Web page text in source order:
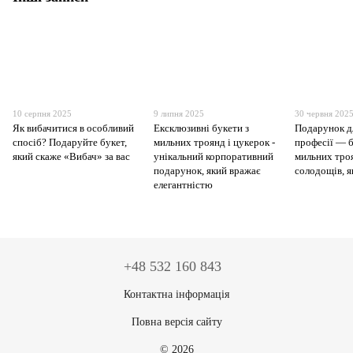
10 серпня 2025
Як вибачитися в особливий
спосіб? Подаруйте букет,
який скаже «Вибач» за вас
9 липня 2025
Ексклюзивні букети з
мильних троянд і цукерок -
унікальний корпоративний
подарунок, який вражає
елегантністю
30 червня
Подарунок
професії —
мильних
солодощів,
+48 532 160 843
Контактна інформація
Повна версія сайту
© 2026